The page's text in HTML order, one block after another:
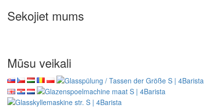
Sekojiet mums
Mūsu veikali